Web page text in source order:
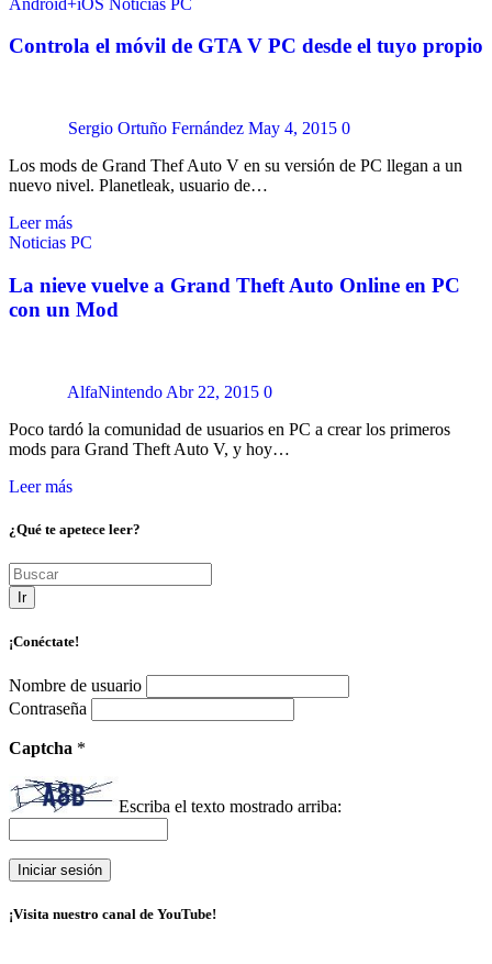
Controla el móvil de GTA V PC desde el tuyo propio
Sergio Ortuño Fernández May 4, 2015 0
Los mods de Grand Thef Auto V en su versión de PC llegan a un
nuevo nivel. Planetleak, usuario de…
Leer más
Noticias PC
La nieve vuelve a Grand Theft Auto Online en PC
con un Mod
AlfaNintendo Abr 22, 2015 0
Poco tardó la comunidad de usuarios en PC a crear los primeros
mods para Grand Theft Auto V, y hoy…
Leer más
¿Qué te apetece leer?
Ir
¡Conéctate!
Nombre de usuario
Contraseña
Captcha *
Escriba el texto mostrado arriba:
¡Visita nuestro canal de YouTube!